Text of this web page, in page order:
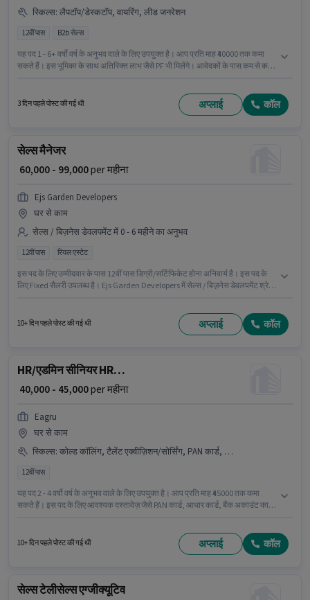
स्किल्स: लैपटॉप/डेस्कटॉप, वायरिंग, लीड जनरेशन
12वीं पास B2b सेल्स
यह पद 1 - 6+ वर्षो वर्ष के अनुभव वाले के लिए उपयुक्त है। आप प्रति माह ₹40000 तक कमा
सकते हैं। इस भूमिका के साथ अतिरिक्त लाभ जैसे PF भी मिलेंगे। आवेदकों के पास कम से कम
जैसी स्किल्स होनी चाहिए।
3 दिन पहले पोस्ट की गई थी अप्लाई कॉल
सेल्स मैनेजर
₹ 60,000 - 99,000per महीना
Ejs Garden Developers
घर से काम
सेल्स / बिज़नेस डेवलपमेंट में 0 - 6 महीने का अनुभव
12वीं पास रियल एस्टेट
इस पद के लिए उम्मीदवार के पास 12वीं पास डिग्री/सर्टिफिकेट होना अनिवार्य है। इस पद के
लिए Fixed सैलरी उपलब्ध है। Ejs Garden Developers में सेल्स / बिज़नेस डेवलपमेंट श्रेणी
10+ दिन पहले पोस्ट की गई थी अप्लाई कॉल
HR/एडमिन सीनियर HR एग्जीक्यूटिव
₹ 40,000 - 45,000per महीना
Eagru
घर से काम
स्किल्स: कोल्ड कॉलिंग, टैलेंट एक्वीज़िशन/सोर्सिंग, PAN कार्ड, कंप्यूटर नॉलेज, आधार कार्ड, बैंक अकाउंट
12वीं पास
यह पद 2 - 4 वर्षो वर्ष के अनुभव वाले के लिए उपयुक्त है। आप प्रति माह ₹45000 तक कमा
सकते हैं। इस पद के लिए आवश्यक दस्तावेज़ जैसे PAN कार्ड, आधार कार्ड, बैंक अकाउंट का
एक्वीज़िशन/सोर्सिंग जैसी स्किल्स होनी चाहिए। यह नौकरी अब्बियाह रेड्डी लेआउट, बैंगलोर में
10+ दिन पहले पोस्ट की गई थी अप्लाई कॉल
सेल्स टेलीसेल्स एग्जीक्यूटिव